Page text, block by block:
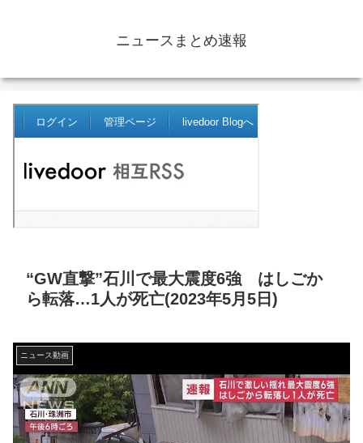
ニュースまとめ速報
“GW直撃”石川で最大震度6強 はしごか
ら転落…1人が死亡(2023年5月5日)
ニュース動画